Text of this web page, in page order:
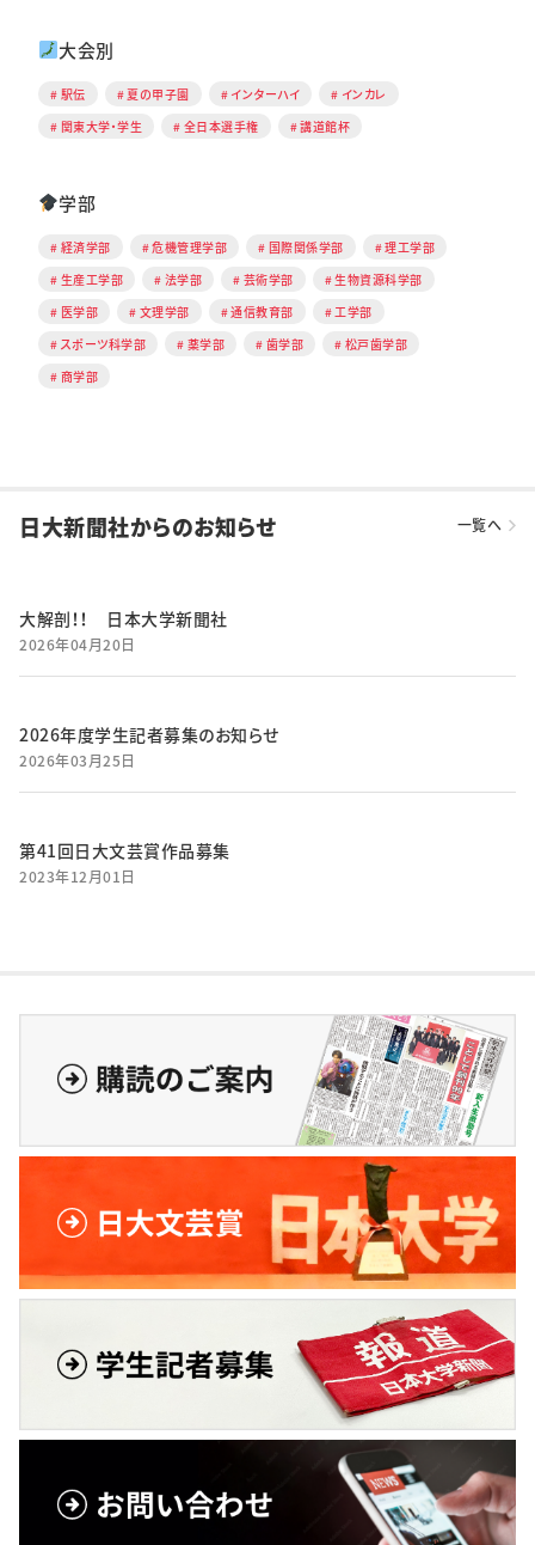
大会別
駅伝 夏の甲子園 インターハイ
インカレ
関東大学・学生
全日本選手権 講道館杯
学部
経済学部 危機管理学部 国際関係学部
理工学部
生産工学部
法学部 芸術学部
生物資源科学部
医学部
文理学部 通信教育部
工学部
スポーツ科学部
薬学部 歯学部
松戸歯学部
商学部
日大新聞社からのお知らせ 一覧へ
大解剖！！ 日本大学新聞社
2026年04月20日
2026年度学生記者募集のお知らせ
2026年03月25日
第41回日大文芸賞作品募集
2023年12月01日